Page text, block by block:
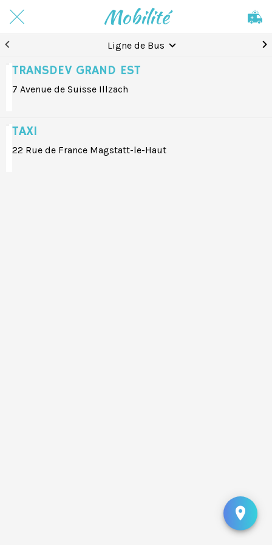
Mobilité
Ligne de Bus
TRANSDEV GRAND EST
7 Avenue de Suisse Illzach
TAXI
22 Rue de France Magstatt-le-Haut